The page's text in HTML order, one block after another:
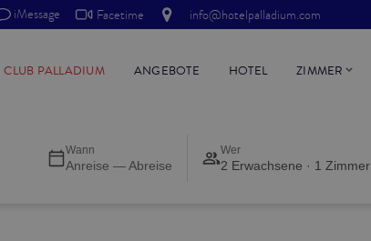
iMessage Facetime info@hotelpalladium.com
CLUB PALLADIUM ANGEBOTE HOTEL ZIMMER
Wann
Anreise — Abreise
Wer
2 Erwachsene · 1 Zimmer